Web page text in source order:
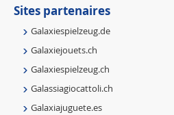
Sites partenaires
Galaxiespielzeug.de
Galaxiejouets.ch
Galaxiespielzeug.ch
Galassiagiocattoli.ch
Galaxiajuguete.es